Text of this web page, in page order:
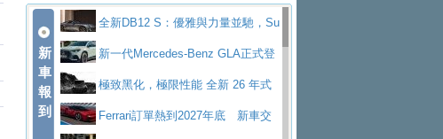
CKS SAKURA為品味獨具層峰買家打造的頂級座
駕，MAZDA CX-90 33T AWD Premium Ca
ptain Seat
EV
技的座駕! Ford Territory中型油電休旅
SO Super Great今日在台登場，結合先進安
新
車
報
到
全新DB12 S：優雅與力量並馳，Su
per Tourer的顛峰之作
新一代Mercedes-Benz GLA正式登
場 續航最高657公里、支援320kW快充
極致黑化，極限性能 全新 26 年式
DEFENDER OCTA BLACK 限量登台
Ferrari訂單熱到2027年底 新車交